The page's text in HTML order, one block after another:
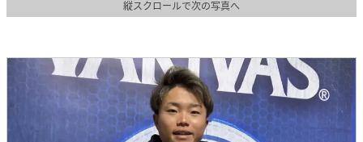
縦スクロールで次の写真へ